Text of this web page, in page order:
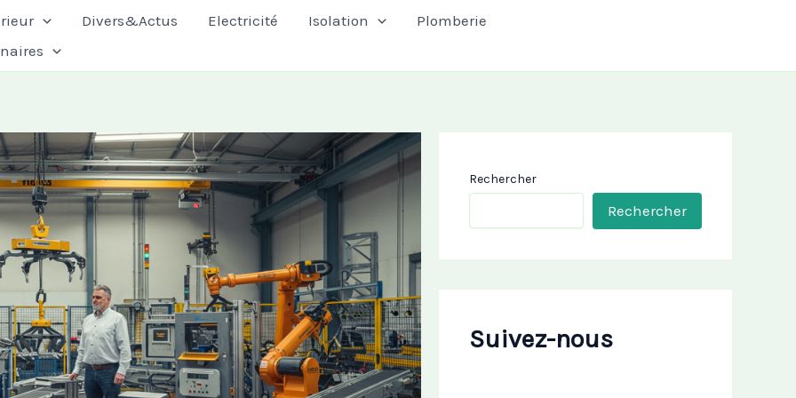
Divers&Actus Electricité Isolation
Plomberie
Rechercher
Rechercher
Suivez-nous